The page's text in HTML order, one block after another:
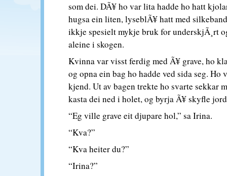
som dei. DÃ¥ ho var lita hadde ho hatt
hugsa ein liten, lyseblÃ¥ hatt med
ikkje spesielt mykje bruk for underskjÃ¸rt
aleine i skogen.
Kvinna var visst ferdig med Ã¥ grave, ho
og opna ein bag ho hadde ved sida seg. Ho
kjend. Ut av bagen trekte ho svarte sekkar
kasta dei ned i holet, og byrja Ã¥ skyfle
“Eg ville grave eit djupare hol,” sa Irina.
“Kva?”
“Kva heiter du?”
“Irina?”